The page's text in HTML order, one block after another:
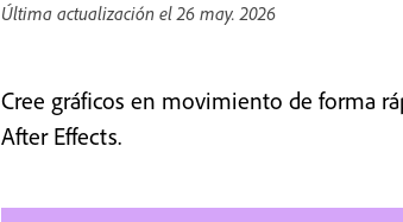
Última actualización el26 may. 2026
Cree gráficos en movimiento de forma
After Effects.